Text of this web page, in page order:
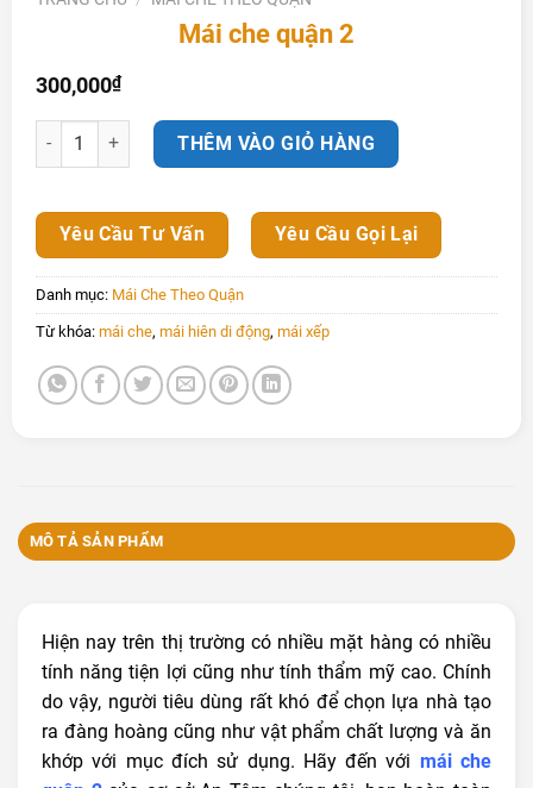
Mái che quận 2
300,000₫
Mái che quận 2 số lượngTHÊM VÀO GIỎ HÀNG
Yêu Cầu Tư Vấn Yêu Cầu Gọi Lại
Danh mục: Mái Che Theo Quận
Từ khóa: mái che, mái hiên di động, mái xếp
MÔ TẢ SẢN PHẨM
Hiện nay trên thị trường có nhiều mặt hàng có nhiều
tính năng tiện lợi cũng như tính thẩm mỹ cao. Chính
do vậy, người tiêu dùng rất khó để chọn lựa nhà tạo
ra đàng hoàng cũng như vật phẩm chất lượng và ăn
khớp với mục đích sử dụng. Hãy đến với mái che